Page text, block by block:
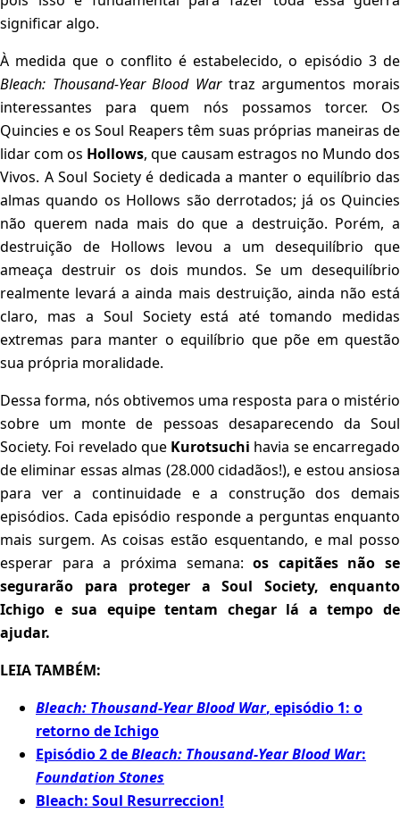
significar algo.
À medida que o conflito é estabelecido, o episódio 3 de
Bleach: Thousand-Year Blood Wartraz argumentos morais
interessantes para quem nós possamos torcer. Os
Quincies e os Soul Reapers têm suas próprias maneiras de
lidar com os Hollows, que causam estragos no Mundo dos
Vivos. A Soul Society é dedicada a manter o equilíbrio das
almas quando os Hollows são derrotados; já os Quincies
não querem nada mais do que a destruição. Porém, a
destruição de Hollows levou a um desequilíbrio que
ameaça destruir os dois mundos. Se um desequilíbrio
realmente levará a ainda mais destruição, ainda não está
claro, mas a Soul Society está até tomando medidas
extremas para manter o equilíbrio que põe em questão
sua própria moralidade.
Dessa forma, nós obtivemos uma resposta para o mistério
sobre um monte de pessoas desaparecendo da Soul
Society. Foi revelado que Kurotsuchi havia se encarregado
de eliminar essas almas (28.000 cidadãos!), e estou ansiosa
para ver a continuidade e a construção dos demais
episódios. Cada episódio responde a perguntas enquanto
mais surgem. As coisas estão esquentando, e mal posso
esperar para a próxima semana:os capitães não se
segurarão para proteger a Soul Society, enquanto
Ichigo e sua equipe tentam chegar lá a tempo de
ajudar.
LEIA TAMBÉM:
Bleach: Thousand-Year Blood War, episódio 1: o
retorno de Ichigo
Episódio 2 deBleach: Thousand-Year Blood War:
Foundation Stones
Bleach: Soul Resurreccion!